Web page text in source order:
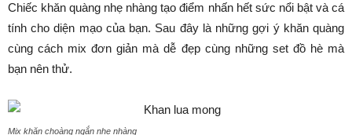
Chiếc khăn quàng nhẹ nhàng tạo điểm nhấn hết sức nổi bật và cá
tính cho diện mạo của bạn. Sau đây là những gợi ý khăn quàng
cùng cách mix đơn giản mà dễ đẹp cùng những set đồ hè mà
bạn nên thử.
Mix khăn choàng ngắn nhẹ nhàng